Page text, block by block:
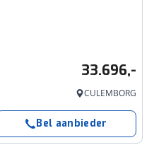
33.696,-
CULEMBORG
Bel aanbieder